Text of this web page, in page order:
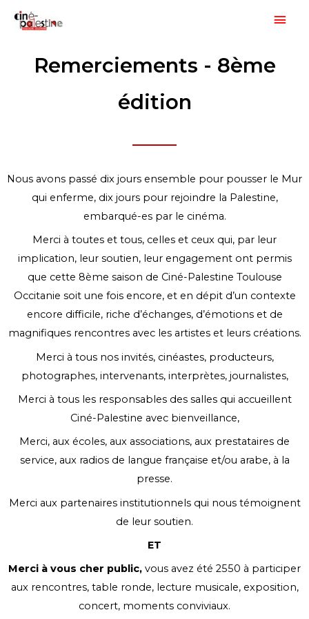
Aller
Remerciements - 8ème
édition
Nous avons passé dix jours ensemble pour pousser le Mur
qui enferme, dix jours pour rejoindre la Palestine,
embarqué-es par le cinéma.
Merci à toutes et tous, celles et ceux qui, par leur
implication, leur soutien, leur engagement ont permis
que cette 8ème saison de Ciné-Palestine Toulouse
Occitanie soit une fois encore, et en dépit d’un contexte
encore difficile, riche d’échanges, d’émotions et de
magnifiques rencontres avec les artistes et leurs créations.
Merci à tous nos invités, cinéastes, producteurs,
photographes, intervenants, interprètes, journalistes,
Merci à tous les responsables des salles qui accueillent
Ciné-Palestine avec bienveillance,
Merci, aux écoles, aux associations, aux prestataires de
service, aux radios de langue française et/ou arabe, à la
presse.
Merci aux partenaires institutionnels qui nous témoignent
de leur soutien.
ET
Merci à vous cher public, vous avez été 2550 à participer
aux rencontres, table ronde, lecture musicale, exposition,
concert, moments conviviaux.